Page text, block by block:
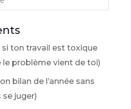
ton travail est toxique
le problème vient de toi)
bilan de l’année sans
se juger)